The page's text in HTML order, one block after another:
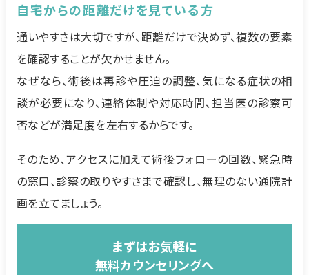
自宅からの距離だけを見ている方
通いやすさは大切ですが、距離だけで決めず、複数の要素
を確認することが欠かせません。
なぜなら、術後は再診や圧迫の調整、気になる症状の相
談が必要になり、連絡体制や対応時間、担当医の診察可
否などが満足度を左右するからです。
そのため、アクセスに加えて術後フォローの回数、緊急時
の窓口、診察の取りやすさまで確認し、無理のない通院計
画を立てましょう。
まずはお気軽に
無料カウンセリングへ